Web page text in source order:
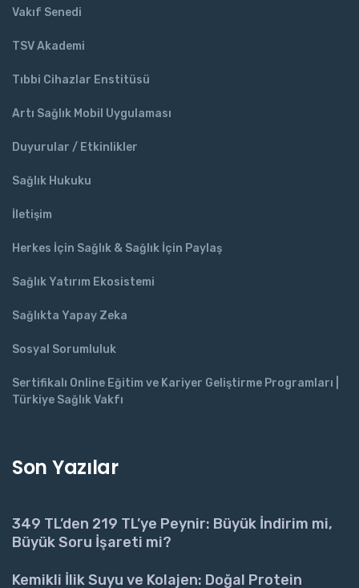
Vakıf Senedi
TSV Akademi
Tıbbi Cihazlar Enstitüsü
Artı Sağlık Mobil Uygulaması
Duyurular / Etkinlikler
Sağlık Hukuku
İletişim
Herkes İçin Sağlık & Sağlık İçin Paylaş
Sağlık Yatırım Ekosistemi
Sağlıkta Yapay Zeka
Sosyal Sorumluluk
Sertifikalı Online Eğitim ve Kariyer Geliştirme Programları |
Türkiye Sağlık Vakfı
Son Yazılar
349 TL’den 219 TL’ye Peynir: Büyük İndirim mi,
Büyük Soru İşareti mi?
Kemikli İlik Suyu ve Kolajen: Doğal Protein